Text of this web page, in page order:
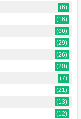
(6)
(16)
(66)
(29)
(26)
(20)
(7)
(21)
(13)
(12)